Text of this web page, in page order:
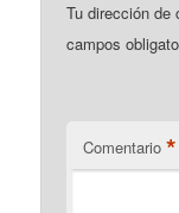
Tu dirección de
campos
Comentario *